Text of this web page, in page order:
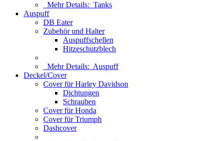
Mehr Details: Tanks
Auspuff
DB Eater
Zubehör und Halter
Auspuffschellen
Hitzeschutzblech
Mehr Details: Auspuff
Deckel/Cover
Cover für Harley Davidson
Dichtungen
Schrauben
Cover für Honda
Cover für Triumph
Dashcover